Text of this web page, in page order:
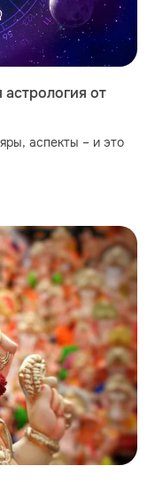
астрология от
аспекты – и это